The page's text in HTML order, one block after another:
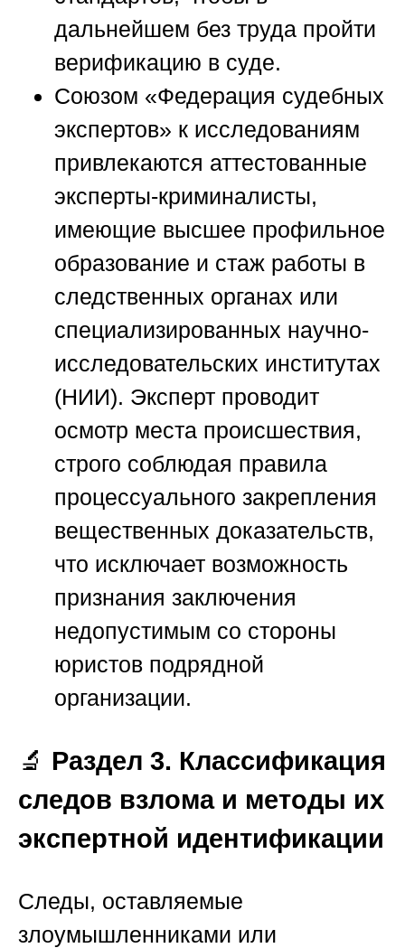
дальнейшем без труда пройти
верификацию в суде.
Союзом «Федерация судебных
экспертов» к исследованиям
привлекаются аттестованные
эксперты-криминалисты,
имеющие высшее профильное
образование и стаж работы в
следственных органах или
специализированных научно-
исследовательских институтах
(НИИ). Эксперт проводит
осмотр места происшествия,
строго соблюдая правила
процессуального закрепления
вещественных доказательств,
что исключает возможность
признания заключения
недопустимым со стороны
юристов подрядной
организации.
🔬 Раздел 3. Классификация
следов взлома и методы их
экспертной идентификации
Следы, оставляемые
злоумышленниками или